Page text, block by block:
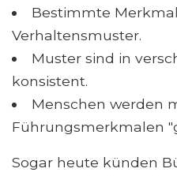
Bestimmte
Verhaltensmuster.
Muster sind in
konsistent.
Menschen werden
Führungsmerkmalen
Sogar heute künden